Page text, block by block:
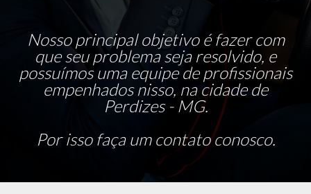
Nosso principal objetivo é fazer com
que seu problema seja resolvido, e
possuímos uma equipe de profissionais
empenhados nisso, na cidade de
Perdizes - MG.
Por isso faça um contato conosco.